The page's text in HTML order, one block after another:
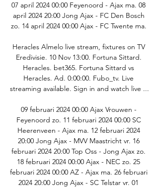
07 april 2024 00:00 Feyenoord - Ajax ma. 08
april 2024 20:00 Jong Ajax - FC Den Bosch
zo. 14 april 2024 00:00 Ajax - FC Twente ma.
Heracles Almelo live stream, fixtures on TV
Eredivisie. 10 Nov 13:00. Fortuna Sittard.
Heracles. bet365. Fortuna Sittard vs
Heracles. Ad. 0:00:00. Fubo_tv. Live
streaming available. Sign in and watch live ...
09 februari 2024 00:00 Ajax Vrouwen -
Feyenoord zo. 11 februari 2024 00:00 SC
Heerenveen - Ajax ma. 12 februari 2024
20:00 Jong Ajax - MVV Maastricht vr. 16
februari 2024 20:00 Top Oss - Jong Ajax zo.
18 februari 2024 00:00 Ajax - NEC zo. 25
februari 2024 00:00 AZ - Ajax ma. 26 februari
2024 20:00 Jong Ajax - SC Telstar vr. 01